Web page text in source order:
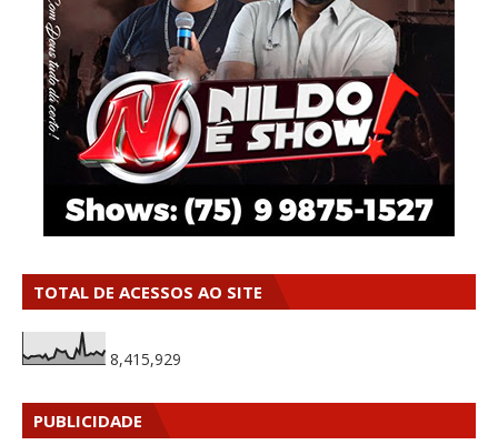
TOTAL DE ACESSOS AO SITE
8,415,929
PUBLICIDADE